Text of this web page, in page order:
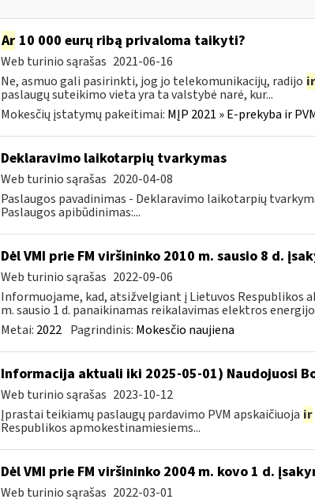
Ar10 000 eurų ribą privaloma taikyti?
Web turinio sąrašas 2021-06-16
Ne, asmuo gali pasirinkti, jog jo telekomunikacijų, radijo ir
paslaugų suteikimo vieta yra ta valstybė narė, kur...
Mokesčių įstatymų pakeitimai: MĮP 2021 » E-prekyba ir
Deklaravimo laikotarpių tvarkymas
Web turinio sąrašas 2020-04-08
Paslaugos pavadinimas - Deklaravimo laikotarpių
Paslaugos apibūdinimas:...
Dėl VMI prie FM viršininko 2010 m. sausio 8 d.
Web turinio sąrašas 2022-09-06
Informuojame, kad, atsižvelgiant į Lietuvos Respublikos
m. sausio 1 d. panaikinamas reikalavimas elektros
Metai: 2022 Pagrindinis: Mokesčio naujiena
Informacija aktuali iki 2025-05-01) Naudojuosi
Web turinio sąrašas 2023-10-12
Įprastai teikiamų paslaugų pardavimo PVM apskaičiuoja ir
Respublikos apmokestinamiesiems...
Dėl VMI prie FM viršininko 2004 m. kovo 1 d.
Web turinio sąrašas 2022-03-01